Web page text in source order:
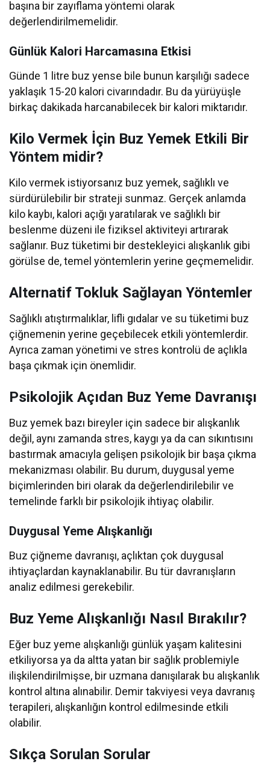
başına bir zayıflama yöntemi olarak
değerlendirilmemelidir.
Günlük Kalori Harcamasına Etkisi
Günde 1 litre buz yense bile bunun karşılığı sadece
yaklaşık 15-20 kalori civarındadır. Bu da yürüyüşle
birkaç dakikada harcanabilecek bir kalori miktarıdır.
Kilo Vermek İçin Buz Yemek Etkili Bir
Yöntem midir?
Kilo vermek istiyorsanız buz yemek, sağlıklı ve
sürdürülebilir bir strateji sunmaz. Gerçek anlamda
kilo kaybı, kalori açığı yaratılarak ve sağlıklı bir
beslenme düzeni ile fiziksel aktiviteyi artırarak
sağlanır. Buz tüketimi bir destekleyici alışkanlık gibi
görülse de, temel yöntemlerin yerine geçmemelidir.
Alternatif Tokluk Sağlayan Yöntemler
Sağlıklı atıştırmalıklar, lifli gıdalar ve su tüketimi buz
çiğnemenin yerine geçebilecek etkili yöntemlerdir.
Ayrıca zaman yönetimi ve stres kontrolü de açlıkla
başa çıkmak için önemlidir.
Psikolojik Açıdan Buz Yeme Davranışı
Buz yemek bazı bireyler için sadece bir alışkanlık
değil, aynı zamanda stres, kaygı ya da can sıkıntısını
bastırmak amacıyla gelişen psikolojik bir başa çıkma
mekanizması olabilir. Bu durum, duygusal yeme
biçimlerinden biri olarak da değerlendirilebilir ve
temelinde farklı bir psikolojik ihtiyaç olabilir.
Duygusal Yeme Alışkanlığı
Buz çiğneme davranışı, açlıktan çok duygusal
ihtiyaçlardan kaynaklanabilir. Bu tür davranışların
analiz edilmesi gerekebilir.
Buz Yeme Alışkanlığı Nasıl Bırakılır?
Eğer buz yeme alışkanlığı günlük yaşam kalitesini
etkiliyorsa ya da altta yatan bir sağlık problemiyle
ilişkilendirilmişse, bir uzmana danışılarak bu alışkanlık
kontrol altına alınabilir. Demir takviyesi veya davranış
terapileri, alışkanlığın kontrol edilmesinde etkili
olabilir.
Sıkça Sorulan Sorular